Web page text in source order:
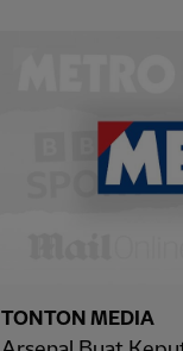
TONTON MEDIA